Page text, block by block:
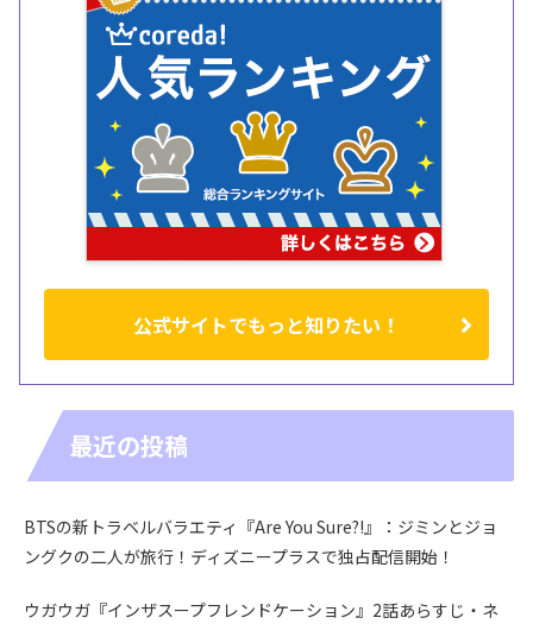
公式サイトでもっと知りたい！
最近の投稿
BTSの新トラベルバラエティ『Are You Sure?!』：ジミンとジョ
ングクの二人が旅行！ディズニープラスで独占配信開始！
ウガウガ『インザスープフレンドケーション』2話あらすじ・ネ